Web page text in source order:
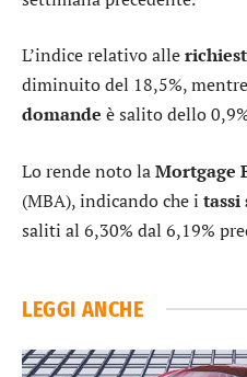
L’indice relativo alle
diminuito del 18,5%,
domande è salito dello
Lo rende noto laMortgage
(MBA), indicando che i
saliti al 6,30% dal 6,19%
LEGGI ANCHE